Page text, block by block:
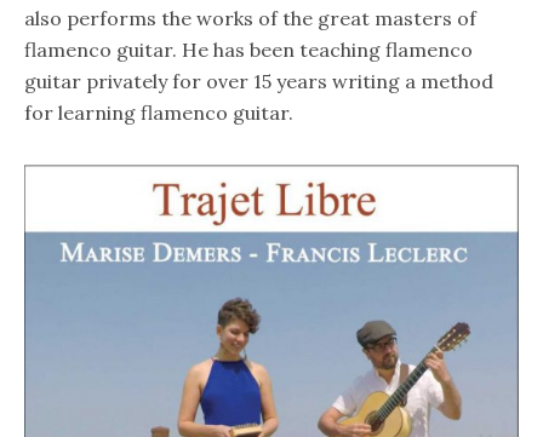
also performs the works of the great masters of
flamenco guitar. He has been teaching flamenco
guitar privately for over 15 years writing a method
for learning flamenco guitar.